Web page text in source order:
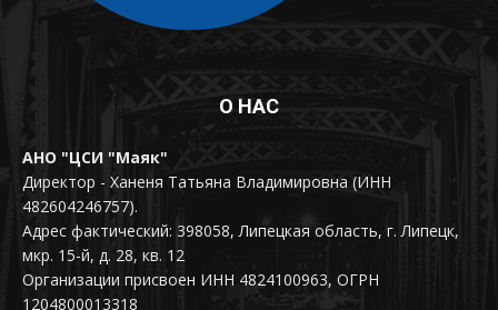
О НАС
АНО "ЦСИ "Маяк"
Директор - Ханеня Татьяна Владимировна (ИНН
482604246757).
Адрес фактический: 398058, Липецкая область, г. Липецк,
мкр. 15-й, д. 28, кв. 12
Организации присвоен ИНН 4824100963, ОГРН
1204800013318